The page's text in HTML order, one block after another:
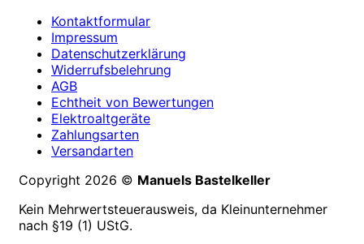
Kontaktformular
Impressum
Datenschutzerklärung
Widerrufsbelehrung
AGB
Echtheit von Bewertungen
Elektroaltgeräte
Zahlungsarten
Versandarten
Copyright 2026 © Manuels Bastelkeller
Kein Mehrwertsteuerausweis, da Kleinunternehmer
nach §19 (1) UStG.